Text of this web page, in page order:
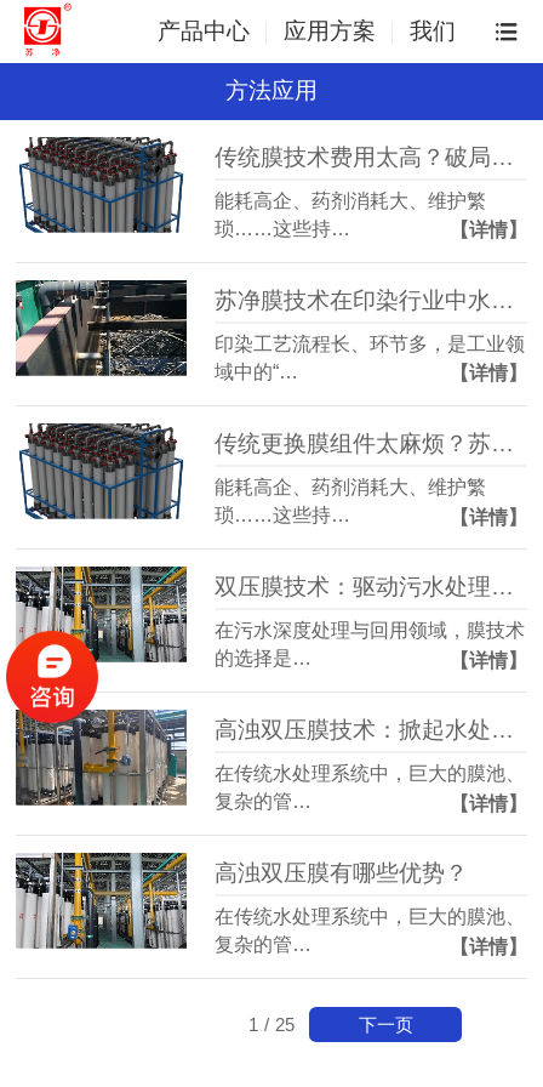
产品中心 应用方案 我们
方法应用
传统膜技术费用太高？破局成本困局，双压膜成本立省30%
能耗高企、药剂消耗大、维护繁
琐……这些持…
【详情】
苏净膜技术在印染行业中水回用的应用
印染工艺流程长、环节多，是工业领
域中的“…
【详情】
传统更换膜组件太麻烦？苏净双压膜只需要换膜芯！
能耗高企、药剂消耗大、维护繁
琐……这些持…
【详情】
双压膜技术：驱动污水处理效率的革新性突破
在污水深度处理与回用领域，膜技术
的选择是…
【详情】
高浊​双压膜技术：掀起水处理行业的效率革命与成本重构
在传统水处理系统中，巨大的膜池、
复杂的管…
【详情】
高浊双压膜有哪些优势？
在传统水处理系统中，巨大的膜池、
复杂的管…
【详情】
1 / 25 下一页